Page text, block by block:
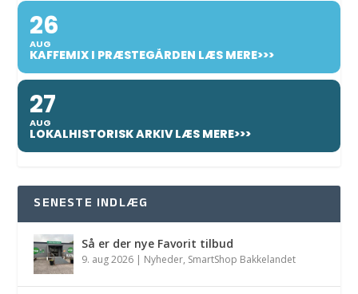
26
AUG
KAFFEMIX I PRÆSTEGÅRDEN LÆS MERE>>>
27
AUG
LOKALHISTORISK ARKIV LÆS MERE>>>
SENESTE INDLÆG
Så er der nye Favorit tilbud
9. aug 2026 | Nyheder, SmartShop Bakkelandet